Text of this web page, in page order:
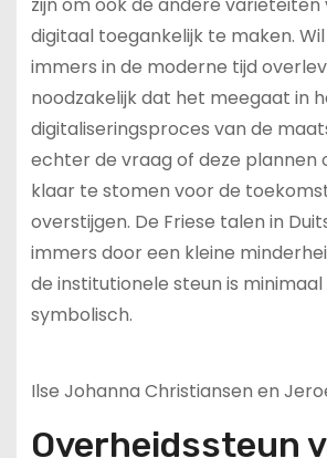
zijn om ook de andere variëteiten
digitaal toegankelijk te maken.
immers in de moderne tijd
noodzakelijk dat het meegaat in
digitaliseringsproces van de
echter de vraag of deze plannen
klaar te stomen voor de
overstijgen. De Friese talen in
immers door een kleine
de institutionele steun is
symbolisch.
Ilse Johanna Christiansen en
Overheidssteun